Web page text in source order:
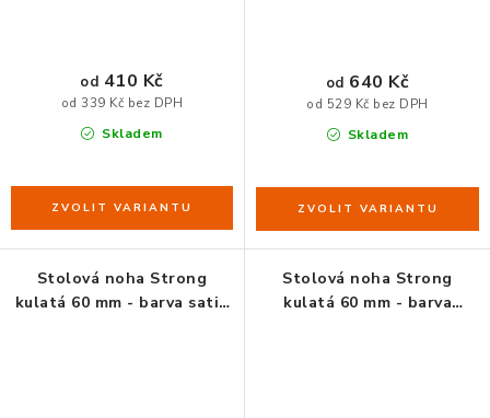
Skladem
od 339 Kč bez DPH
od 410 Kč
Skladem
od 529 Kč bez DPH
od 640 Kč
Stolová noha Strong
kulatá 60 mm - barva satin
Stolová noha Strong
kulatá 60 mm - barva